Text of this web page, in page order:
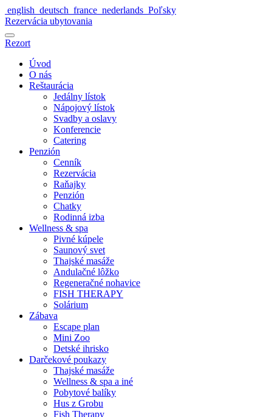
english deutsch france nederlands Poľsky
Rezervácia ubytovania
Rezort
Úvod
O nás
Reštaurácia
Jedálny lístok
Nápojový lístok
Svadby a oslavy
Konferencie
Catering
Penzión
Cenník
Rezervácia
Raňajky
Penzión
Chatky
Rodinná izba
Wellness & spa
Pivné kúpele
Saunový svet
Thajské masáže
Andulačné lôžko
Regeneračné nohavice
FISH THERAPY
Solárium
Zábava
Escape plan
Mini Zoo
Detské ihrisko
Darčekové poukazy
Thajské masáže
Wellness & spa a iné
Pobytové balíky
Hus z Grobu
Fish Therapy